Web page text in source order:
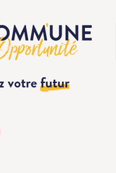
votrefutur